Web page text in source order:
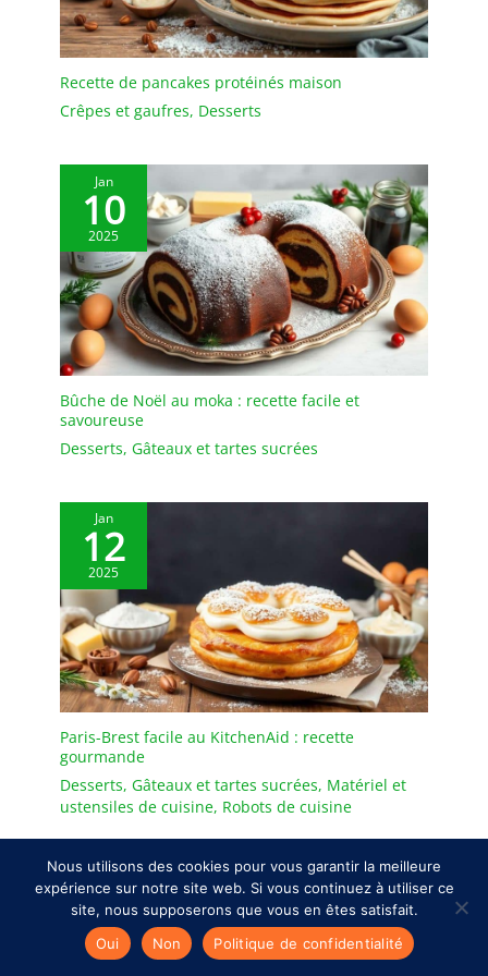
cuisine professionnelle
comme chez les
passionnés, il
accompagne
durablement vos
FRANÇAISE : Labellisée
Entreprise du Patrimoine
Vivant, la marque Gobel
fabrique en France son
cercle à vacherin grâce à
un savoir-faire transmis
de génération en
génération. <b> Garantie
</b>: 1 an(s)
Recette de pancakes protéinés maison
Crêpes et gaufres, Desserts
Jan
10
2025
Bûche de Noël au moka : recette facile et
savoureuse
Desserts, Gâteaux et tartes sucrées
Jan
12
2025
Paris-Brest facile au KitchenAid : recette
gourmande
Desserts, Gâteaux et tartes sucrées, Matériel et
ustensiles de cuisine, Robots de cuisine
Nous utilisons des cookies pour vous garantir la meilleure
expérience sur notre site web. Si vous continuez à utiliser ce
site, nous supposerons que vous en êtes satisfait.
Oui
Non Politique de confidentialité